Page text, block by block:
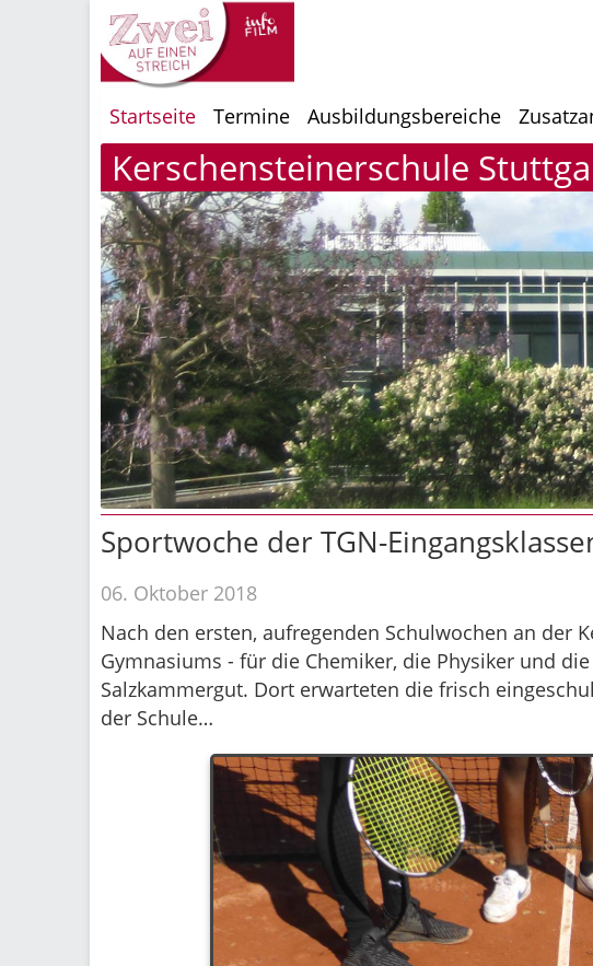
Startseite Termine Ausbildungsbereiche
Kerschensteinerschule
Sportwoche der TGN-
06. Oktober 2018
Nach den ersten, aufregenden Schulwochen an der
Gymnasiums - für die Chemiker, die Physiker und
Salzkammergut. Dort erwarteten die frisch
der Schule…